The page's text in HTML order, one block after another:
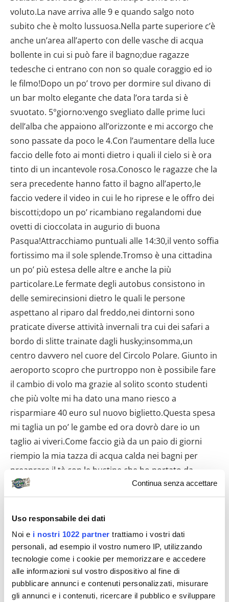
Continua senza accettare
Uso responsabile dei dati
Noi e i nostri 1022 partner trattiamo i vostri dati
personali, ad esempio il vostro numero IP, utilizzando
tecnologie come i cookie per memorizzare e accedere
alle informazioni sul vostro dispositivo al fine di
pubblicare annunci e contenuti personalizzati, misurare
gli annunci e i contenuti, ricercare il pubblico e sviluppare